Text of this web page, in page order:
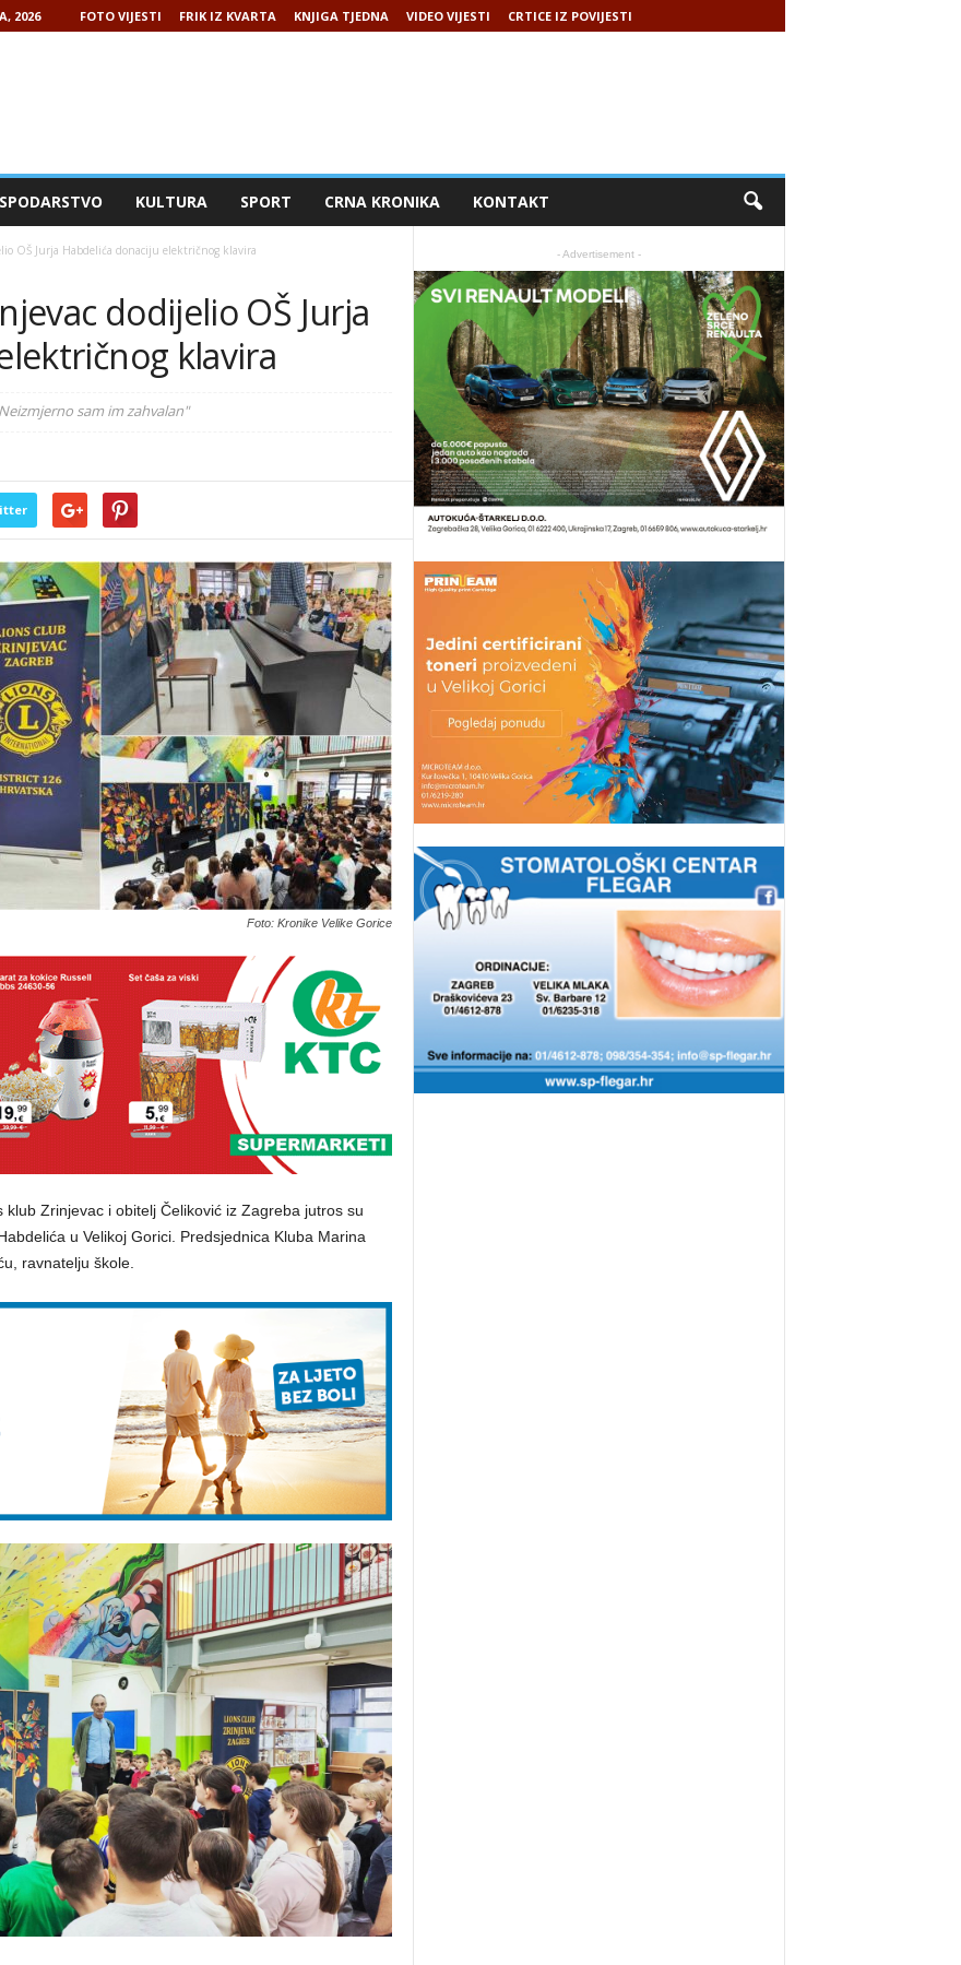
2026 FOTO VIJESTI FRIK IZ KVARTA KNJIGA TJEDNA VIDEO VIJESTI CRTICE IZ POVIJESTI
KULTURA SPORT CRNA KRONIKA KONTAKT
OŠ Jurja Habdelića donaciju električnog klavira
dodijelio OŠ Jurja
klavira
sam im zahvalan"
Foto: Kronike Velike Gorice
Zrinjevac i obitelj Čeliković iz Zagreba jutros su
u Velikoj Gorici. Predsjednica Kluba Marina
ravnatelju škole.
- Advertisement -